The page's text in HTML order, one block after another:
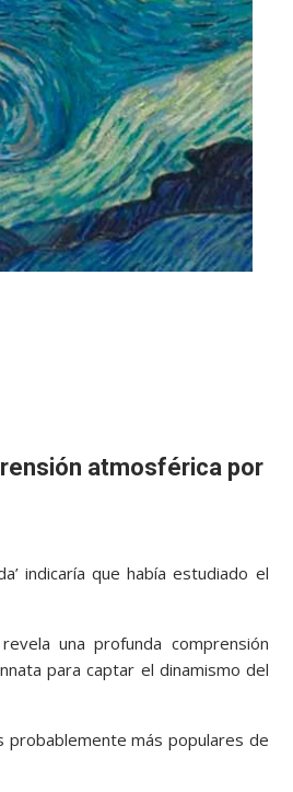
atmosférica por
indicaría que había estudiado el
revela una profunda comprensión
para captar el dinamismo del
probablemente más populares de